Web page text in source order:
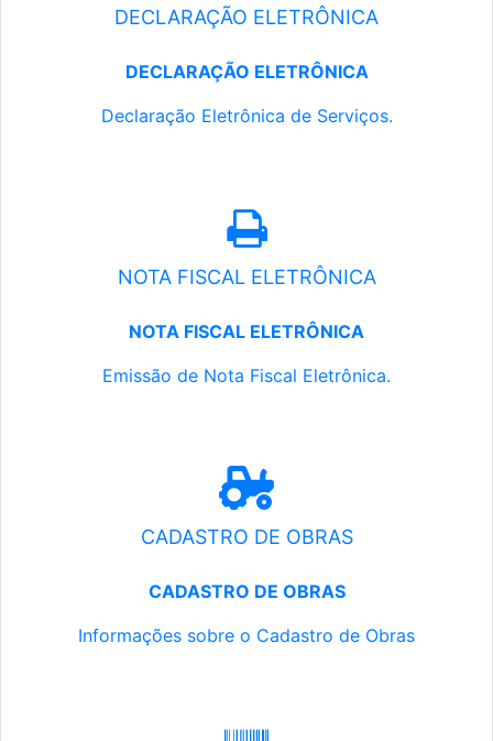
DECLARAÇÃO ELETRÔNICA
DECLARAÇÃO ELETRÔNICA
Declaração Eletrônica de Serviços.
NOTA FISCAL ELETRÔNICA
NOTA FISCAL ELETRÔNICA
Emissão de Nota Fiscal Eletrônica.
CADASTRO DE OBRAS
CADASTRO DE OBRAS
Informações sobre o Cadastro de Obras